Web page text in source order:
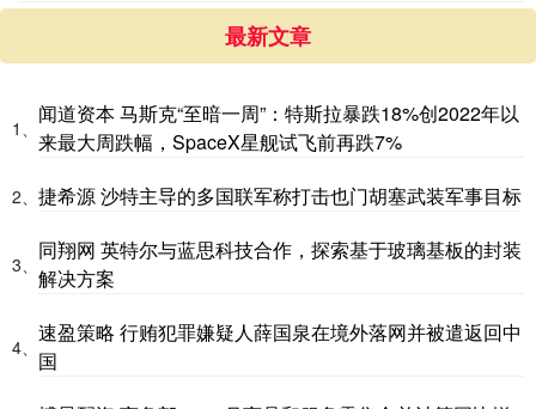
最新文章
1、
闻道资本 马斯克“至暗一周”：特斯拉暴跌18%创2022年以
来最大周跌幅，SpaceX星舰试飞前再跌7%
2、 捷希源 沙特主导的多国联军称打击也门胡塞武装军事目标
3、
同翔网 英特尔与蓝思科技合作，探索基于玻璃基板的封装
解决方案
4、
速盈策略 行贿犯罪嫌疑人薛国泉在境外落网并被遣返回中
国